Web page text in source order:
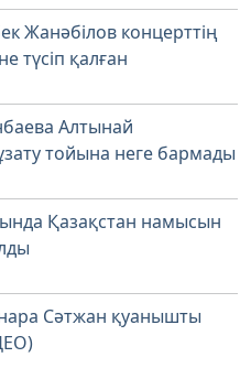
Жанәбілов концерттің
түсіп қалған
Алтынай
тойына неге бармады
Қазақстан намысын
Сәтжан қуанышты